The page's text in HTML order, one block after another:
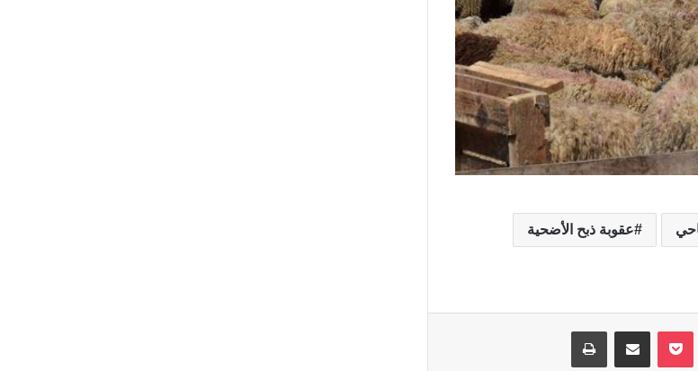
عقوبة ذبح الأضحية